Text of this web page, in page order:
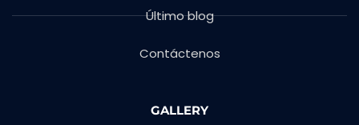
Último blog
Contáctenos
GALLERY